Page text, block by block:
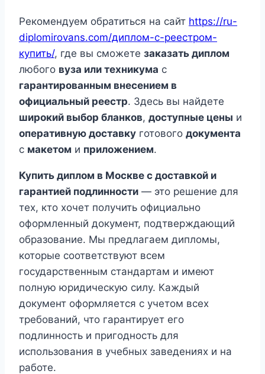
Рекомендуем обратиться на сайт https://ru-
diplomirovans.com/диплом-с-реестром-
купить/, где вы сможете заказать диплом
любого вуза или техникума с
гарантированным внесением в
официальный реестр. Здесь вы найдете
широкий выбор бланков, доступные цены и
оперативную доставку готового документа
с макетом и приложением.
Купить диплом в Москве с доставкой и
гарантией подлинности — это решение для
тех, кто хочет получить официально
оформленный документ, подтверждающий
образование. Мы предлагаем дипломы,
которые соответствуют всем
государственным стандартам и имеют
полную юридическую силу. Каждый
документ оформляется с учетом всех
требований, что гарантирует его
подлинность и пригодность для
использования в учебных заведениях и на
работе.